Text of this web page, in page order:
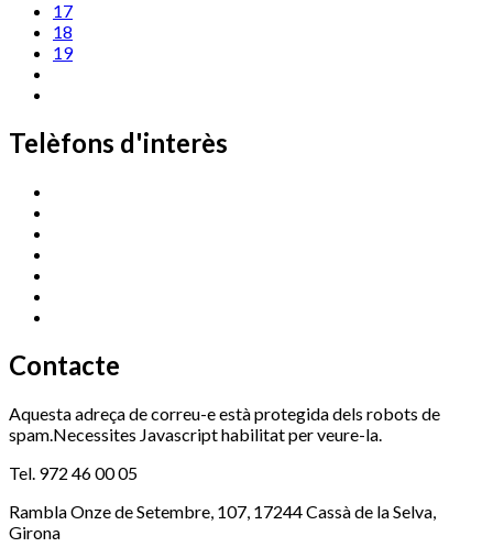
17
18
19
Telèfons d'interès
Contacte
Aquesta adreça de correu-e està protegida dels robots de
spam.Necessites Javascript habilitat per veure-la.
Tel. 972 46 00 05
Rambla Onze de Setembre, 107, 17244 Cassà de la Selva,
Girona